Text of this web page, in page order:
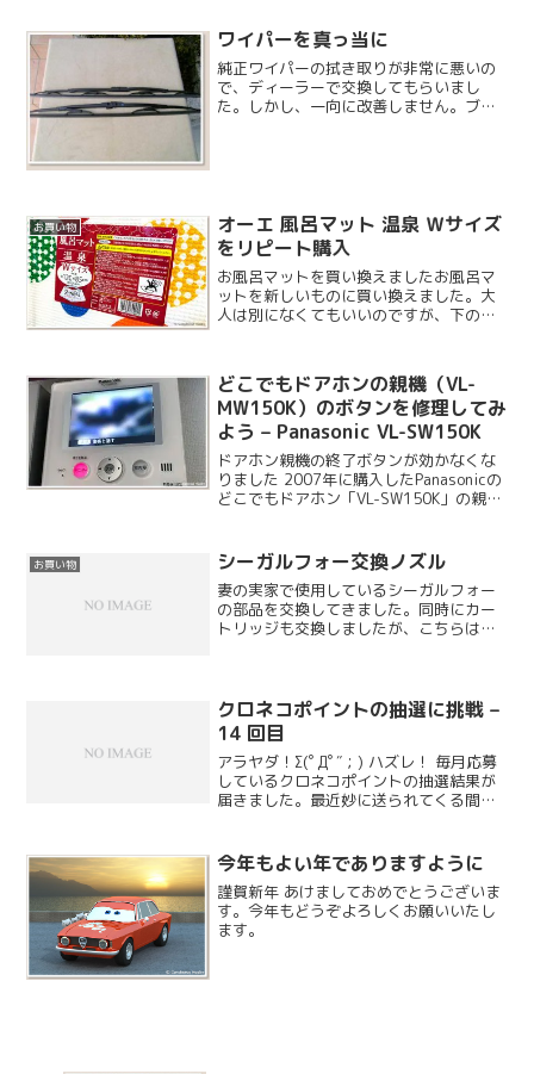
ワイパーを真っ当に
純正ワイパーの拭き取りが非常に悪いの
で、ディーラーで交換してもらいまし
た。しかし、一向に改善しません。ブレ
お買い物
オーエ 風呂マット 温泉 Ｗサイズ
をリピート購入
お風呂マットを買い換えましたお風呂マ
ットを新しいものに買い換えました。大
人は別になくてもいいのですが、下の子
ます。後は転んだ時のクッションとして
備えています。先日温泉に...
どこでもドアホンの親機（VL-
MW150K）のボタンを修理してみ
よう – Panasonic VL-SW150K
ドアホン親機の終了ボタンが効かなくな
りました 2007年に購入したPanasonicの
どこでもドアホン「VL-SW150K」の親機
オフになりますが、通話状態のまま気付
か...
お買い物 シーガルフォー交換ノズル
妻の実家で使用しているシーガルフォー
の部品を交換してきました。同時にカー
トリッジも交換しましたが、こちらはノ
クロネコポイントの抽選に挑戦 –
14 回目
アラヤダ！Σ(ﾟДﾟ″；) ハズレ！ 毎月応募
しているクロネコポイントの抽選結果が
届きました。最近妙に送られてくる間隔
今年もよい年でありますように
謹賀新年 あけましておめでとうございま
す。今年もどうぞよろしくお願いいたし
ます。